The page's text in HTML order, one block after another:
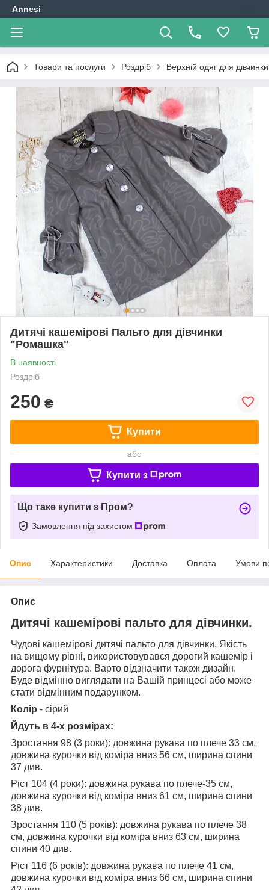
Annesi
Товари та послуги Роздріб Верхній одяг для дівчинки
Дитячі кашемірові Пальто для дівчинки
"Ромашка"
В наявності
Роздріб
250 ₴
Купити
або
Купити з
Що таке купити з Пром?
Замовлення під захистом
Опис Характеристики Доставка Оплата Умови
Опис
Дитячі кашемірові пальто для дівчинки.
Чудові кашемірові дитячі пальто для дівчинки. Якість
на вищому рівні, використовувався дорогий кашемір і
дорога фурнітура. Варто відзначити також дизайн.
Буде відмінно виглядати на Вашій принцесі або може
стати відмінним подарунком.
Колір - сірий
Йдуть в 4-х розмірах:
Зростання 98 (3 роки): довжина рукава по плече 33 см,
довжина курочки від коміра вниз 56 см, ширина спини
37 див.
Ріст 104 (4 роки): довжина рукава по плече-35 см,
довжина курочки від коміра вниз 61 см, ширина спини
38 див.
Зростання 110 (5 років): довжина рукава по плече 38
см, довжина курочки від коміра вниз 63 см, ширина
спини 40 див.
Ріст 116 (6 років): довжина рукава по плече 41 см,
довжина курочки від коміра вниз 66 см, ширина спини